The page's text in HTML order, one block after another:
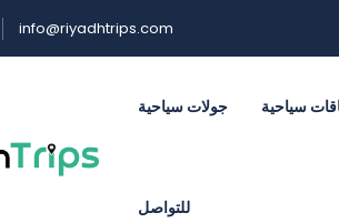
info@riyadhtrips.com
جولات سياحية سياحية
للتواصل